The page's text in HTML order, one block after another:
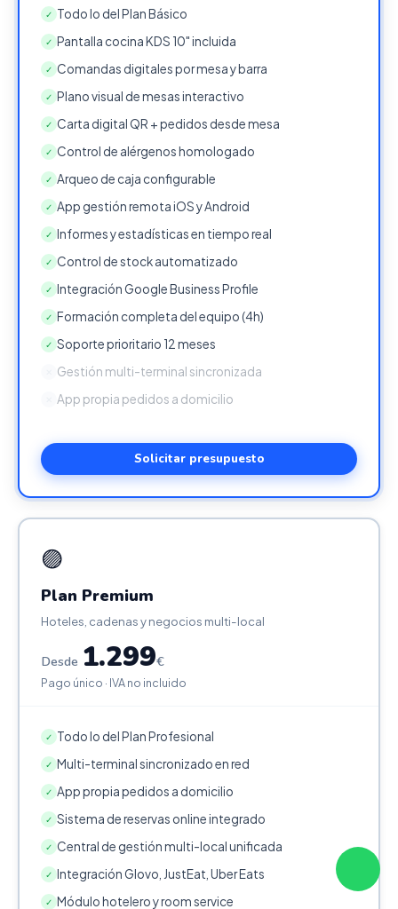
✓ Todo lo del Plan Básico
✓ Pantalla cocina KDS 10" incluida
✓ Comandas digitales por mesa y barra
✓ Plano visual de mesas interactivo
✓ Carta digital QR + pedidos desde mesa
✓ Control de alérgenos homologado
✓ Arqueo de caja configurable
✓ App gestión remota iOS y Android
✓ Informes y estadísticas en tiempo real
✓ Control de stock automatizado
✓ Integración Google Business Profile
✓ Formación completa del equipo (4h)
✓ Soporte prioritario 12 meses
Gestión multi-terminal sincronizada
App propia pedidos a domicilio
Solicitar presupuesto
🟣
Plan Premium
Hoteles, cadenas y negocios multi-local
Desde 1.299€
Pago único · IVA no incluido
✓ Todo lo del Plan Profesional
✓ Multi-terminal sincronizado en red
✓ App propia pedidos a domicilio
✓ Sistema de reservas online integrado
✓ Central de gestión multi-local unificada
✓ Integración Glovo, JustEat, Uber Eats
✓ Módulo hotelero y room service